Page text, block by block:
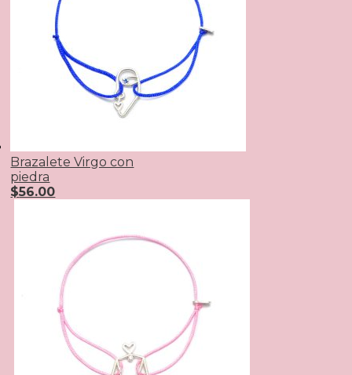
Brazalete Virgo con
piedra
$56.00